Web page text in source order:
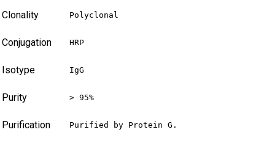
Clonality Polyclonal
Conjugation HRP
Isotype IgG
Purity > 95%
Purification Purified by Protein G.